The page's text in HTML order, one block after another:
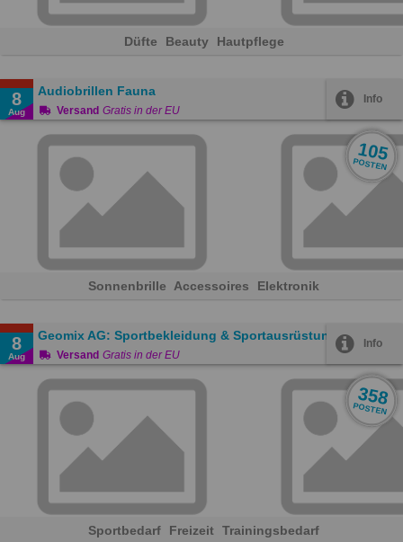
Düfte Beauty Hautpflege
8
Aug
Audiobrillen Fauna
Versand Gratis in der EU
Info
105
POSTEN
Sonnenbrille Accessoires Elektronik
8
Aug
Geomix AG: Sportbekleidung & Sportausrüstung
Versand Gratis in der EU
Info
358
POSTEN
Sportbedarf Freizeit Trainingsbedarf